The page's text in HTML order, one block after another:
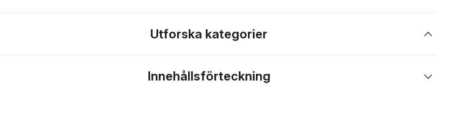
Utforska kategorier
Innehållsförteckning